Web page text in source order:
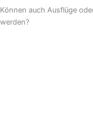
Können auch Ausflüge
werden?